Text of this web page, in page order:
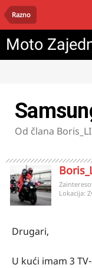
Razno
Moto
Od člana
Lokacija:
Drugari,
U kući imam 3